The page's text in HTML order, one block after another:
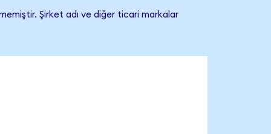
Şirket adı ve diğer ticari markalar